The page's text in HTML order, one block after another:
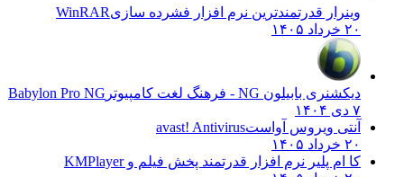
وینرار قدرتمندترین نرم افزار فشرده سازیWinRAR
۲۰ خرداد ۱۴۰۵
دیکشنری بابیلون NG - فرهنگ لغت کامپیوتر
Babylon Pro NG
۷ دی ۱۴۰۴
آنتی ویروس آواستavast! Antivirus
۲۰ خرداد ۱۴۰۵
کا ام پلیر نرم افزار قدرتمند پخش فیلم وKMPlayer